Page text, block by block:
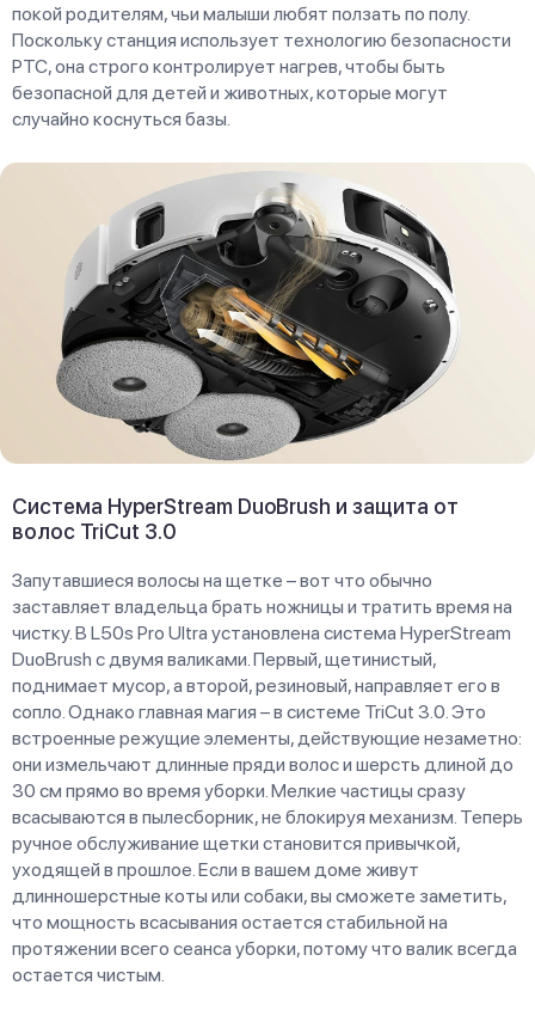
покой родителям, чьи малыши любят ползать по полу.
Поскольку станция использует технологию безопасности
PTC, она строго контролирует нагрев, чтобы быть
безопасной для детей и животных, которые могут
случайно коснуться базы.
Система HyperStream DuoBrush и защита от
волос TriCut 3.0
Запутавшиеся волосы на щетке – вот что обычно
заставляет владельца брать ножницы и тратить время на
чистку. В L50s Pro Ultra установлена система HyperStream
DuoBrush с двумя валиками. Первый, щетинистый,
поднимает мусор, а второй, резиновый, направляет его в
сопло. Однако главная магия – в системе TriCut 3.0. Это
встроенные режущие элементы, действующие незаметно:
они измельчают длинные пряди волос и шерсть длиной до
30 см прямо во время уборки. Мелкие частицы сразу
всасываются в пылесборник, не блокируя механизм. Теперь
ручное обслуживание щетки становится привычкой,
уходящей в прошлое. Если в вашем доме живут
длинношерстные коты или собаки, вы сможете заметить,
что мощность всасывания остается стабильной на
протяжении всего сеанса уборки, потому что валик всегда
остается чистым.